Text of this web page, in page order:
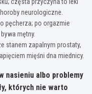
neurologiczne.
pęcherza; po orgazmie
mętny.
stanem zapalnym prostaty,
mięśni dna miednicy.
nasieniu albo problemy
których nie warto